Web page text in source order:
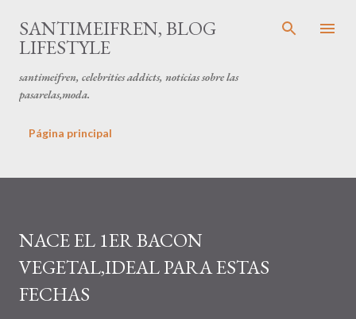
Ir al contenido principal
SANTIMEIFREN, BLOG
LIFESTYLE
santimeifren, celebrities addicts, noticias sobre las
pasarelas,moda.
Página principal
NACE EL 1ER BACON
VEGETAL,IDEAL PARA ESTAS
FECHAS